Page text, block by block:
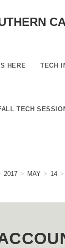
HERE TECH
TECH
2017 > MAY > 14 >